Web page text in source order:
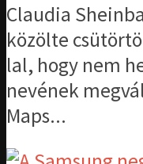
Claudia
közölte
lal, hogy nem
nevének
Maps...